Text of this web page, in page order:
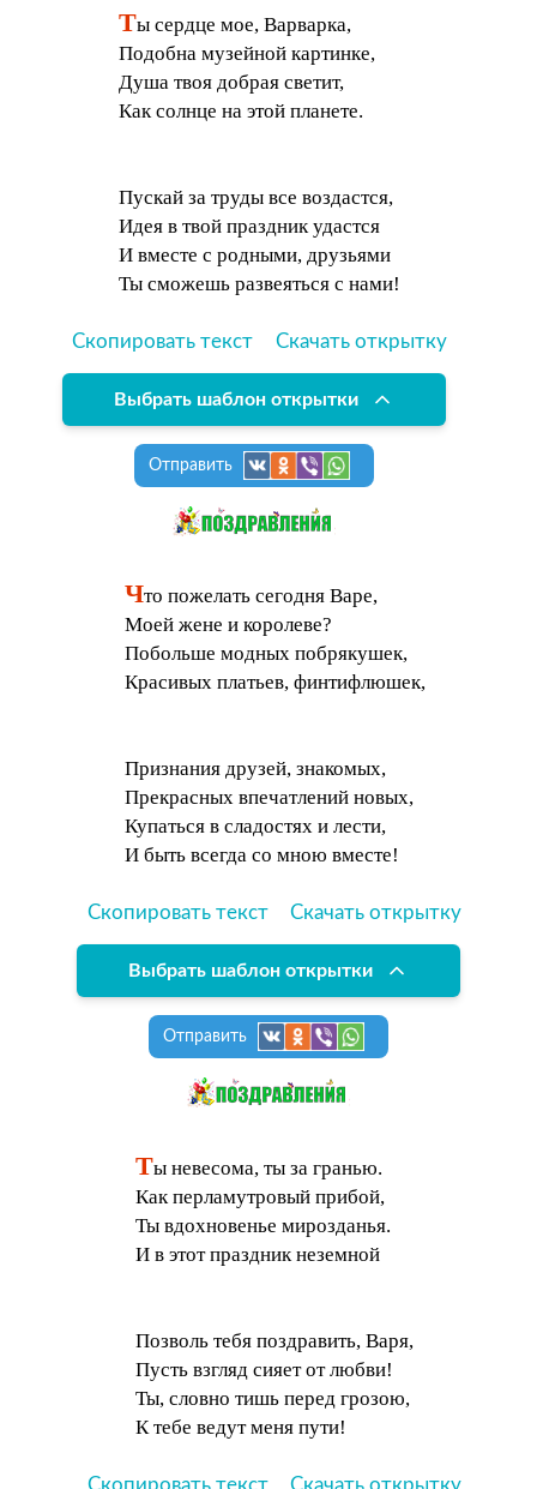
Ты сердце мое, Варварка,
Подобна музейной картинке,
Душа твоя добрая светит,
Как солнце на этой планете.
Пускай за труды все воздастся,
Идея в твой праздник удастся
И вместе с родными, друзьями
Ты сможешь развеяться с нами!
Скопировать текст Скачать открытку
Выбрать шаблон открытки
Отправить
Что пожелать сегодня Варе,
Моей жене и королеве?
Побольше модных побрякушек,
Красивых платьев, финтифлюшек,
Признания друзей, знакомых,
Прекрасных впечатлений новых,
Купаться в сладостях и лести,
И быть всегда со мною вместе!
Скопировать текст Скачать открытку
Выбрать шаблон открытки
Отправить
Ты невесома, ты за гранью.
Как перламутровый прибой,
Ты вдохновенье мирозданья.
И в этот праздник неземной
Позволь тебя поздравить, Варя,
Пусть взгляд сияет от любви!
Ты, словно тишь перед грозою,
К тебе ведут меня пути!
Скопировать текст Скачать открытку